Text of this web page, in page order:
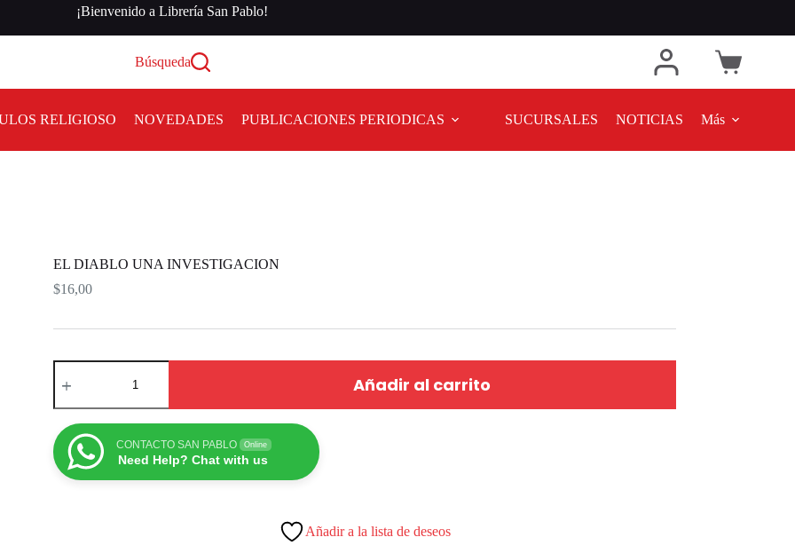
¡Bienvenido a Librería San Pablo!
Búsqueda
RELIGIOSO NOVEDADES PUBLICACIONES PERIODICAS SUCURSALES NOTICIAS Más
EL DIABLO UNA INVESTIGACION
$16,00
Añadir al carrito
CONTACTO SAN PABLO Online
Need Help? Chat with us
Añadir a la lista de deseos